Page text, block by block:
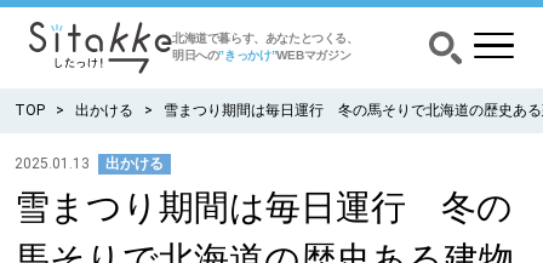
北海道で暮らす、あなたとつくる、
明日への”きっかけ”WEBマガジン
CATEGORY カテゴリー
TOP 出かける 雪まつり期間は毎日運行 冬の馬そりで北海道の歴史あ
2025.01.13 出かける
雪まつり期間は毎日運行 冬の